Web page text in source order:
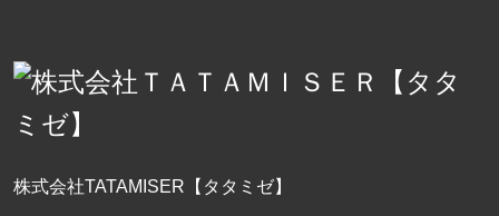
株式会社TATAMISER【タタミゼ】